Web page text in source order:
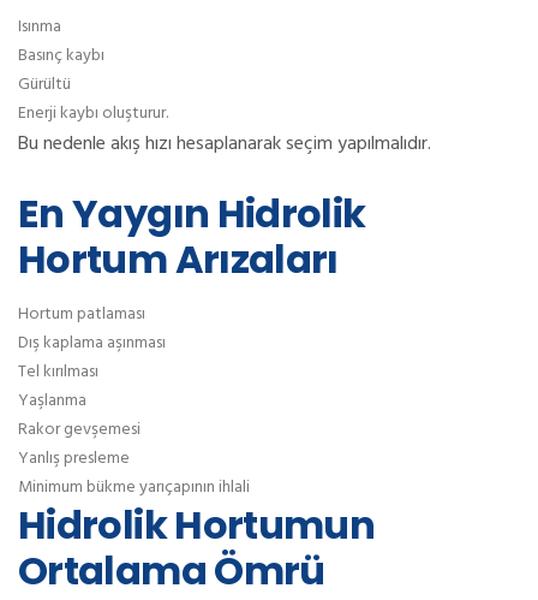
Isınma
Basınç kaybı
Gürültü
Enerji kaybı oluşturur.
Bu nedenle akış hızı hesaplanarak seçim yapılmalıdır.
En Yaygın Hidrolik
Hortum Arızaları
Hortum patlaması
Dış kaplama aşınması
Tel kırılması
Yaşlanma
Rakor gevşemesi
Yanlış presleme
Minimum bükme yarıçapının ihlali
Hidrolik Hortumun
Ortalama Ömrü